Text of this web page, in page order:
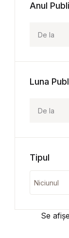
Se
Anul
Luna
Tipul